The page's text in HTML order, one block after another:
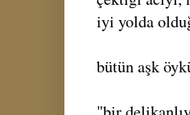
iyi yolda
bütün aşk